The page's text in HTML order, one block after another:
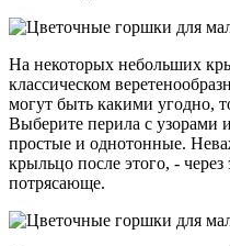
На некоторых небольших
классическом
могут быть какими угодно,
Выберите перила с узорами
простые и однотонные.
крыльцо после этого, -
потрясающе.